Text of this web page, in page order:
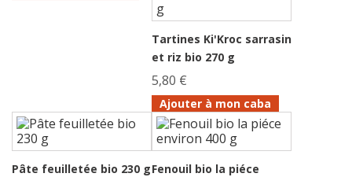
Tartines Ki'Kroc sarrasin
et riz bio 270 g
5,80 €
Ajouter à mon caba
Pâte feuilletée bio 230 gFenouil bio la piéce